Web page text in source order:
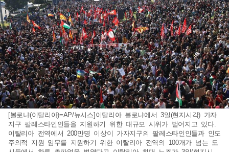
[볼로냐(이탈리아)=AP/뉴시스]이탈리아 볼로냐에서 3일(현지시각) 가자
지구 팔레스타인인들을 지원하기 위한 대규모 시위가 벌어지고 있다.
이탈리아 전역에서 200만명 이상이 가자지구의 팔레스타인인들과 인도
주의적 지원 임무를 지원하기 위한 이탈리아 전역의 100개가 넘는 도